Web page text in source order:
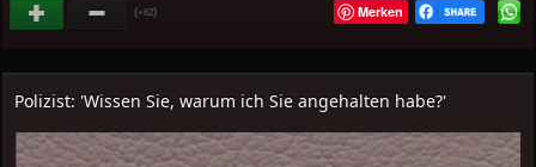
(+62) Merken
Polizist: 'Wissen Sie, warum ich Sie angehalten habe?'